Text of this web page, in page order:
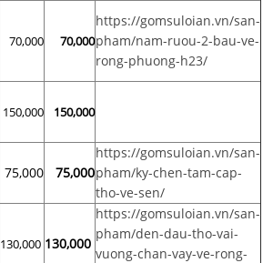
70,000 70,000
https://gomsuloian.vn/san-
pham/nam-ruou-2-bau-ve-
rong-phuong-h23/
150,000 150,000
75,000 75,000
https://gomsuloian.vn/san-
pham/ky-chen-tam-cap-
tho-ve-sen/
130,000 130,000
https://gomsuloian.vn/san-
pham/den-dau-tho-vai-
vuong-chan-vay-ve-rong-